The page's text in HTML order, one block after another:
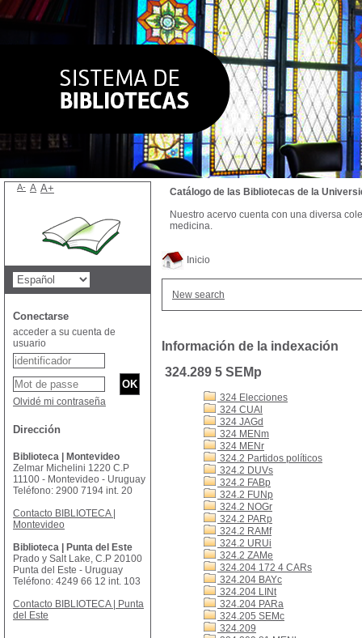
Inicio
New search
Información de la indexación
324.289 5 SEMp
324 Elecciones
324 CUAl
324 JAGd
324 MENm
324 MENr
324.2 Partidos políticos
324.2 DUVs
324.2 FABp
324.2 FUNp
324.2 NOGr
324.2 PARp
324.2 RAMf
324.2 URUi
324.2 ZAMe
324.204 172 4 CARs
324.204 BAYc
324.204 LINt
324.204 PARa
324.205 SEMc
324.209
Catálogo de las Bibliotecas de la
Nuestro acervo cuenta con una diversa
medicina.
A- A A+
Conectarse
acceder a su cuenta de
usuario
Olvidé mi contraseña
Dirección
Biblioteca | Montevideo
Zelmar Michelini 1220 C.P
11100 - Montevideo - Uruguay
Teléfono: 2900 7194 int. 20
Contacto BIBLIOTECA |
Montevideo
Biblioteca | Punta del Este
Prado y Salt Lake, C.P 20100
Punta del Este - Uruguay
Teléfono: 4249 66 12 int. 103
Contacto BIBLIOTECA | Punta
del Este